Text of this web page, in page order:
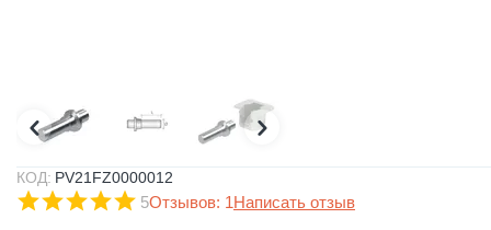
КОД: PV21FZ0000012
5Отзывов: 1Написать отзыв